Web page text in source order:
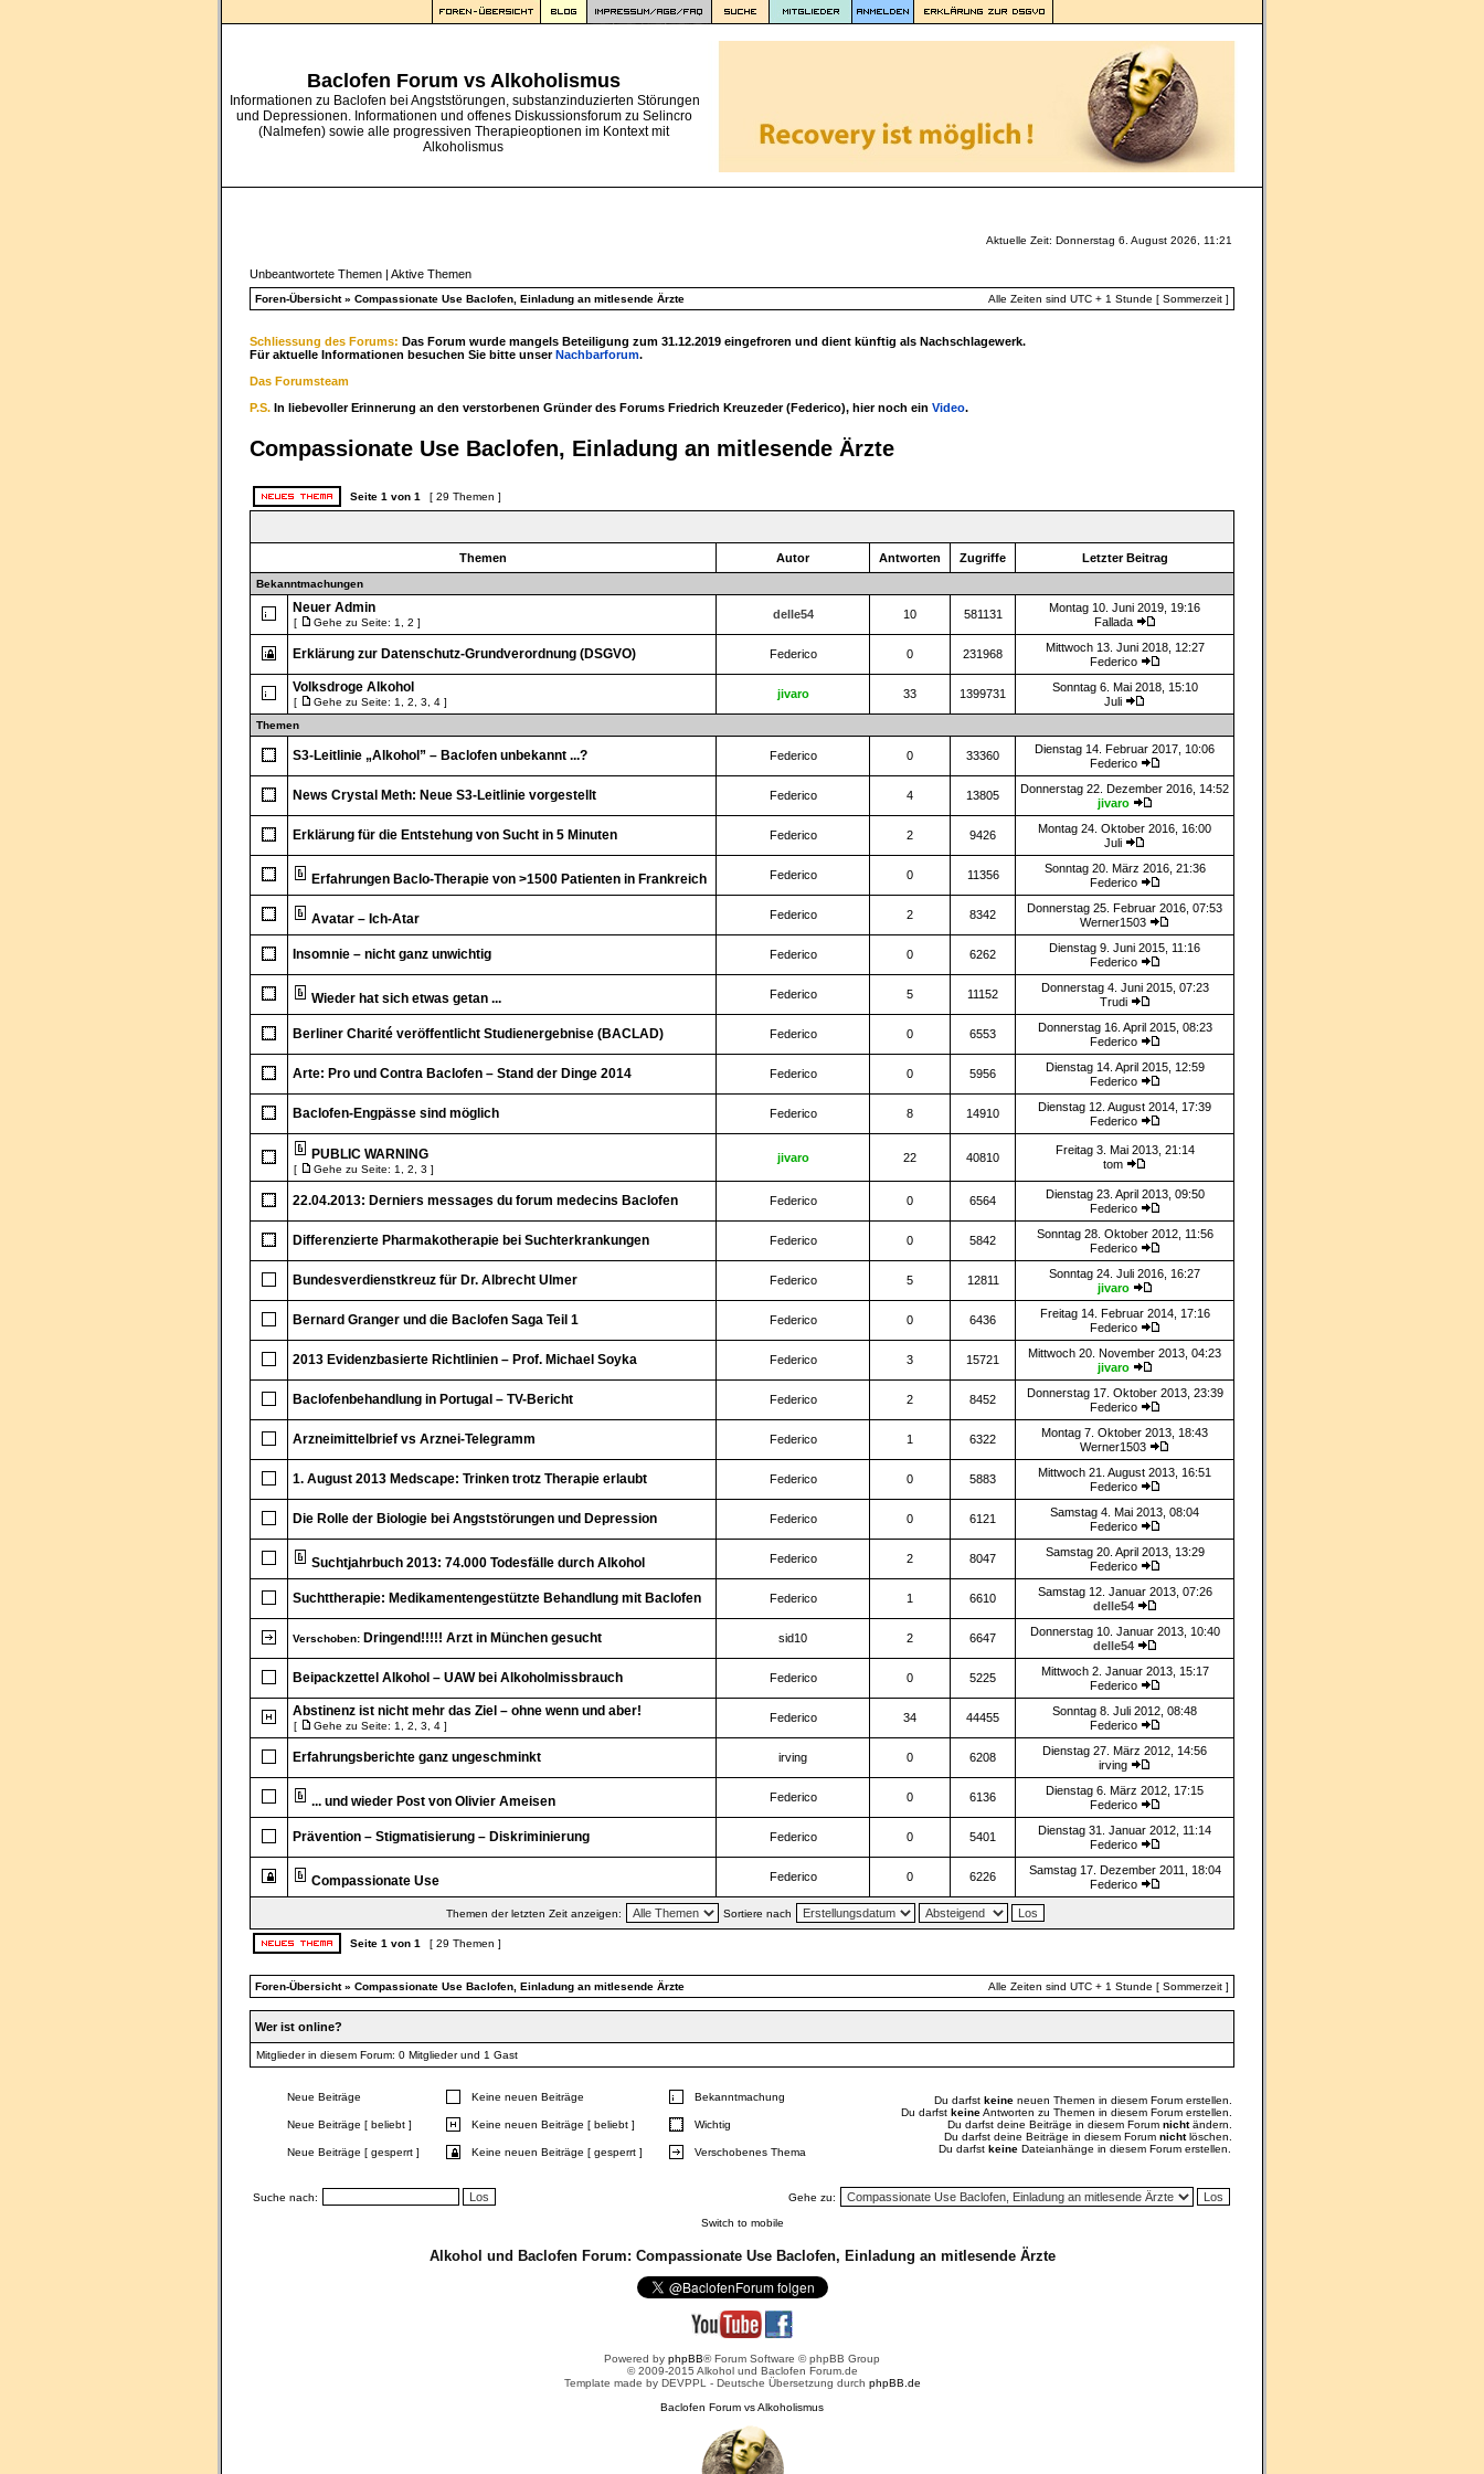
Baclofen Forum vs Alkoholismus
Informationen zu Baclofen bei Angststörungen, substanzinduzierten Störungen
und Depressionen. Informationen und offenes Diskussionsforum zu Selincro
(Nalmefen) sowie alle progressiven Therapieoptionen im Kontext mit
Alkoholismus
Aktuelle Zeit: Donnerstag 6. August 2026, 11:21
Unbeantwortete Themen | Aktive Themen
Foren-Übersicht» Compassionate Use Baclofen, Einladung an mitlesende Ärzte Alle Zeiten sind UTC + 1 Stunde [ Sommerzeit ]
Schliessung des Forums: Das Forum wurde mangels Beteiligung zum 31.12.2019 eingefroren und dient künftig als Nachschlagewerk.
Für aktuelle Informationen besuchen Sie bitte unserNachbarforum.
Das Forumsteam
P.S. In liebevoller Erinnerung an den verstorbenen Gründer des Forums Friedrich Kreuzeder (Federico), hier noch ein Video.
Compassionate Use Baclofen, Einladung an mitlesende Ärzte
Seite 1 von 1 [ 29 Themen ]
Themen Autor Antworten Zugriffe Letzter Beitrag
Bekanntmachungen
Neuer Admin
[ Gehe zu Seite: 1 2 ]
delle54 10 581131
Montag 10. Juni 2019, 19:16
Fallada
Erklärung zur Datenschutz-Grundverordnung (DSGVO) Federico 0 231968
Mittwoch 13. Juni 2018, 12:27
Federico
Volksdroge Alkohol
[ Gehe zu Seite: 1 2 3 4 ]
jivaro 33 1399731
Sonntag 6. Mai 2018, 15:10
Juli
Themen
S3-Leitlinie „Alkohol” – Baclofen unbekannt ...? Federico 0 33360
Dienstag 14. Februar 2017, 10:06
Federico
News Crystal Meth: Neue S3-Leitlinie vorgestellt Federico 4 13805
Donnerstag 22. Dezember 2016, 14:52
jivaro
Erklärung für die Entstehung von Sucht in 5 Minuten Federico 2 9426
Montag 24. Oktober 2016, 16:00
Juli
Erfahrungen Baclo-Therapie von >1500 Patienten in Frankreich Federico 0 11356
Sonntag 20. März 2016, 21:36
Federico
Avatar – Ich-Atar Federico 2 8342
Donnerstag 25. Februar 2016, 07:53
Werner1503
Insomnie – nicht ganz unwichtig Federico 0 6262
Dienstag 9. Juni 2015, 11:16
Federico
Wieder hat sich etwas getan ... Federico 5 11152
Donnerstag 4. Juni 2015, 07:23
Trudi
Berliner Charité veröffentlicht Studienergebnise (BACLAD) Federico 0 6553
Donnerstag 16. April 2015, 08:23
Federico
Arte: Pro und Contra Baclofen – Stand der Dinge 2014 Federico 0 5956
Dienstag 14. April 2015, 12:59
Federico
Baclofen-Engpässe sind möglich Federico 8 14910
Dienstag 12. August 2014, 17:39
Federico
PUBLIC WARNING
[ Gehe zu Seite: 1 2 3 ]
jivaro 22 40810
Freitag 3. Mai 2013, 21:14
tom
22.04.2013: Derniers messages du forum medecins Baclofen Federico 0 6564
Dienstag 23. April 2013, 09:50
Federico
Differenzierte Pharmakotherapie bei Suchterkrankungen Federico 0 5842
Sonntag 28. Oktober 2012, 11:56
Federico
Bundesverdienstkreuz für Dr. Albrecht Ulmer Federico 5 12811
Sonntag 24. Juli 2016, 16:27
jivaro
Bernard Granger und die Baclofen Saga Teil 1 Federico 0 6436
Freitag 14. Februar 2014, 17:16
Federico
2013 Evidenzbasierte Richtlinien – Prof. Michael Soyka Federico 3 15721
Mittwoch 20. November 2013, 04:23
jivaro
Baclofenbehandlung in Portugal – TV-Bericht Federico 2 8452
Donnerstag 17. Oktober 2013, 23:39
Federico
Arzneimittelbrief vs Arznei-Telegramm Federico 1 6322
Montag 7. Oktober 2013, 18:43
Werner1503
1. August 2013 Medscape: Trinken trotz Therapie erlaubt Federico 0 5883
Mittwoch 21. August 2013, 16:51
Federico
Die Rolle der Biologie bei Angststörungen und Depression Federico 0 6121
Samstag 4. Mai 2013, 08:04
Federico
Suchtjahrbuch 2013: 74.000 Todesfälle durch Alkohol Federico 2 8047
Samstag 20. April 2013, 13:29
Federico
Suchttherapie: Medikamentengestützte Behandlung mit Baclofen Federico 1 6610
Samstag 12. Januar 2013, 07:26
delle54
Verschoben: Dringend!!!!! Arzt in München gesucht sid10 2 6647
Donnerstag 10. Januar 2013, 10:40
delle54
Beipackzettel Alkohol – UAW bei Alkoholmissbrauch Federico 0 5225
Mittwoch 2. Januar 2013, 15:17
Federico
Abstinenz ist nicht mehr das Ziel – ohne wenn und aber!
[ Gehe zu Seite: 1 2 3 4 ]
Federico 34 44455
Sonntag 8. Juli 2012, 08:48
Federico
Erfahrungsberichte ganz ungeschminkt irving 0 6208
Dienstag 27. März 2012, 14:56
irving
... und wieder Post von Olivier Ameisen Federico 0 6136
Dienstag 6. März 2012, 17:15
Federico
Prävention – Stigmatisierung – Diskriminierung Federico 0 5401
Dienstag 31. Januar 2012, 11:14
Federico
Compassionate Use Federico 0 6226
Samstag 17. Dezember 2011, 18:04
Federico
Themen der letzten Zeit anzeigen: Sortiere nach
Seite 1 von 1 [ 29 Themen ]
Foren-Übersicht» Compassionate Use Baclofen, Einladung an mitlesende Ärzte Alle Zeiten sind UTC + 1 Stunde [ Sommerzeit ]
Wer ist online?
Mitglieder in diesem Forum: 0 Mitglieder und 1 Gast
Neue Beiträge Keine neuen Beiträge Bekanntmachung
Neue Beiträge [ beliebt ] Keine neuen Beiträge [ beliebt ] Wichtig
Neue Beiträge [ gesperrt ] Keine neuen Beiträge [ gesperrt ] Verschobenes Thema
Du darfst keine neuen Themen in diesem Forum erstellen.
Du darfst keineAntworten zu Themen in diesem Forum erstellen.
Du darfst deine Beiträge in diesem Forum nichtändern.
Du darfst deine Beiträge in diesem Forum nichtlöschen.
Du darfst keine Dateianhänge in diesem Forum erstellen.
Suche nach: Gehe zu:
Switch to mobile
Alkohol und Baclofen Forum: Compassionate Use Baclofen, Einladung an mitlesende Ärzte
Powered by phpBB® Forum Software © phpBB Group
© 2009-2015 Alkohol und Baclofen Forum.de
Template made by DEVPPL - Deutsche Übersetzung durch phpBB.de
Baclofen Forum vs Alkoholismus